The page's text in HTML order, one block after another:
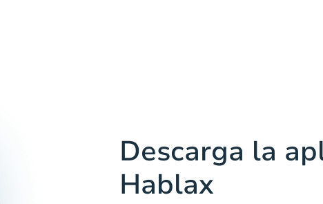
Descarga la
Hablax